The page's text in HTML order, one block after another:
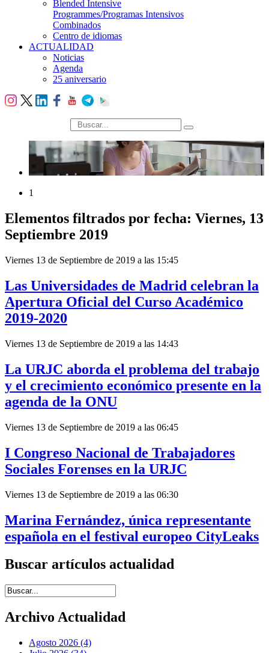
Blended Intensive
Programmes/Programas Intensivos
Combinados
Centro de idiomas
ACTUALIDAD
Noticias
Agenda
25 aniversario
búsqueda
1
Elementos filtrados por fecha: Viernes, 13
Septiembre 2019
Viernes 13 de Septiembre de 2019 a las 15:45
Las Universidades de Madrid celebran la
Apertura Oficial del Curso Académico
2019-2020
Viernes 13 de Septiembre de 2019 a las 14:43
La URJC aborda el problema del trabajo
y el crecimiento económico presente en la
agenda de la ONU
Viernes 13 de Septiembre de 2019 a las 06:45
I Congreso Nacional de Trabajadores
Sociales Forenses en la URJC
Viernes 13 de Septiembre de 2019 a las 06:30
Marina Fernández, única representante
española en el festival europeo CityLeaks
Buscar artículos actualidad
Introduce términos de búsqueda
Archivo Actualidad
Agosto 2026 (4)